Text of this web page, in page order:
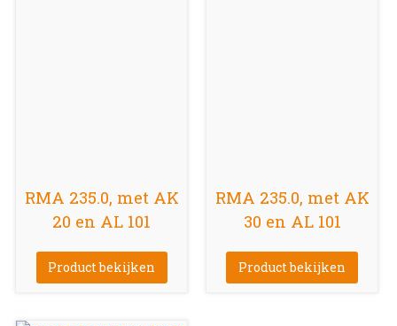
RMA 235.0, met AK
20 en AL 101
Product bekijken
RMA 235.0, met AK
30 en AL 101
Product bekijken